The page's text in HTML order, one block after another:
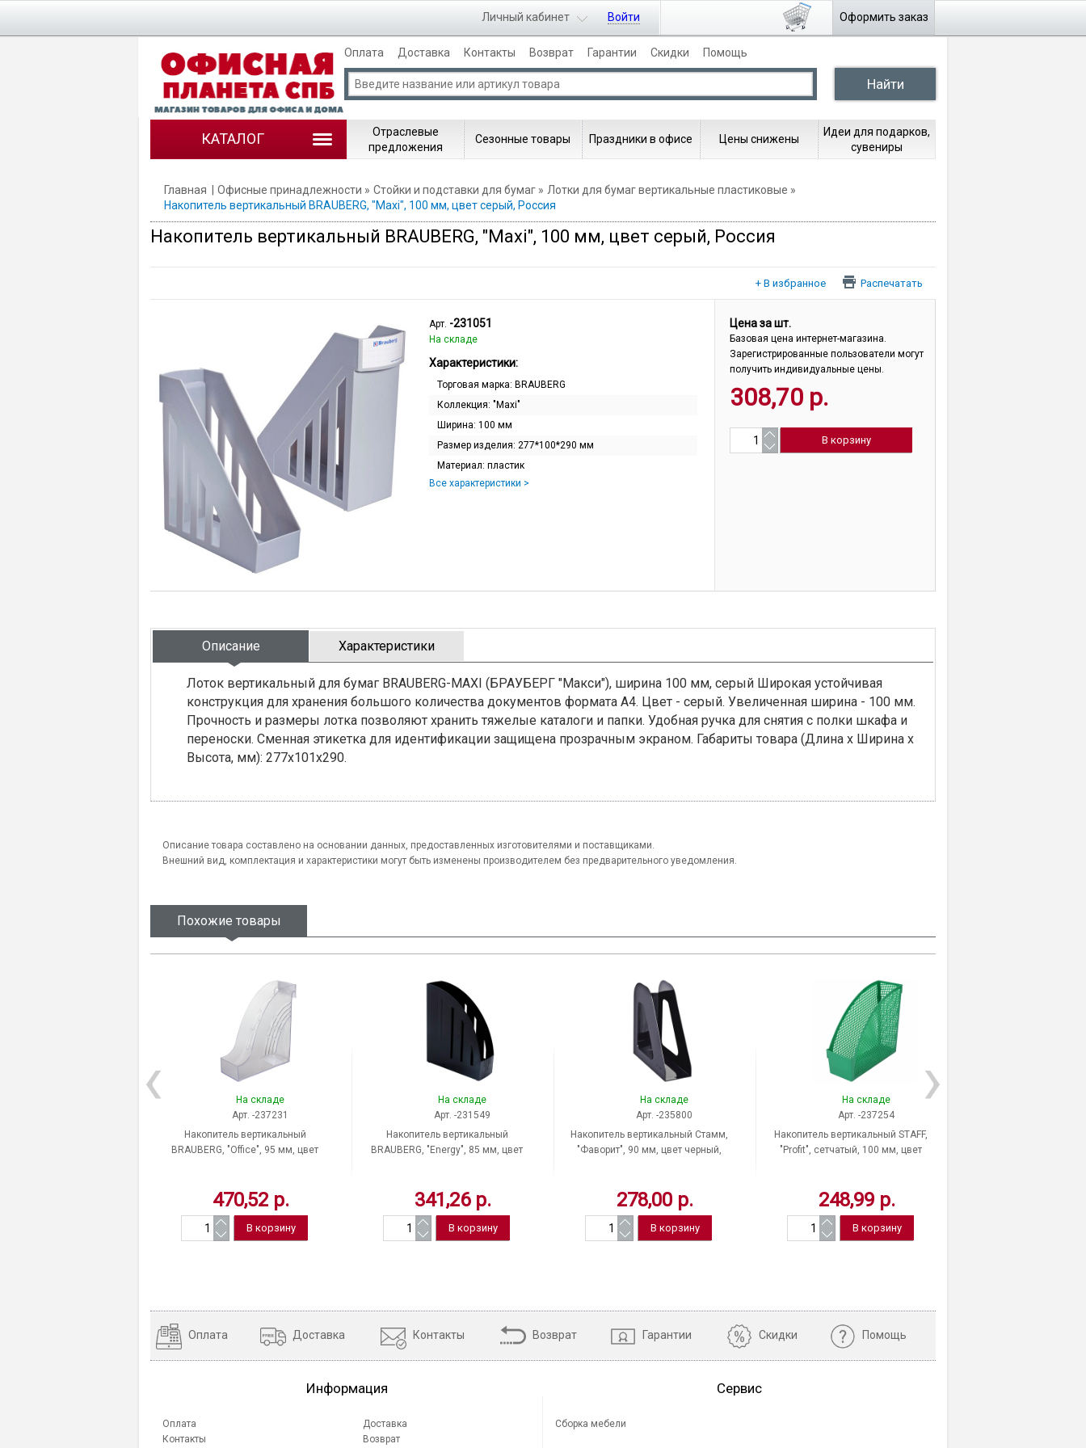
Оформить заказ
Войти
Личный кабинет
Оплата Доставка Контакты Возврат Гарантии Скидки Помощь
КАТАЛОГ
Отраслевые
предложения
Сезонные товары Праздники в офисе Цены снижены
Идеи для подарков,
сувениры
Главная Офисные принадлежности Стойки и подставки для бумаг
Лотки для бумаг вертикальные пластиковые
Накопитель вертикальный BRAUBERG, "Maxi", 100 мм, цвет серый, Россия
Накопитель вертикальный BRAUBERG, "Maxi", 100 мм, цвет серый, Россия
Распечатать
Арт. -231051
На складе
Характеристики:
Торговая марка: BRAUBERG
Коллекция: "Maxi"
Ширина: 100 мм
Размер изделия: 277*100*290 мм
Материал: пластик
Все характеристики >
Цена за шт.
Базовая цена интернет-магазина.
Зарегистрированные пользователи могут
получить индивидуальные цены.
308,70 р.
Описание Характеристики
Лоток вертикальный для бумаг BRAUBERG-MAXI (БРАУБЕРГ "Макси"), ширина 100 мм, серый Широкая устойчивая
конструкция для хранения большого количества документов формата А4. Цвет - серый. Увеличенная ширина - 100 мм.
Прочность и размеры лотка позволяют хранить тяжелые каталоги и папки. Удобная ручка для снятия с полки шкафа и
переноски. Сменная этикетка для идентификации защищена прозрачным экраном. Габариты товара (Длина x Ширина х
Высота, мм): 277х101х290.
Описание товара составлено на основании данных, предоставленных изготовителями и поставщиками.
Внешний вид, комплектация и характеристики могут быть изменены производителем без предварительного уведомления.
Похожие товары
На складе
Арт. -237231
Накопитель вертикальный
BRAUBERG, "Office", 95 мм, цвет
470,52 р.
На складе
Арт. -231549
Накопитель вертикальный
BRAUBERG, "Energy", 85 мм, цвет
341,26 р.
На складе
Арт. -235800
Накопитель вертикальный Стамм,
"Фаворит", 90 мм, цвет черный,
278,00 р.
На складе
Арт. -237254
Накопитель вертикальный STAFF,
"Profit", сетчатый, 100 мм, цвет
248,99 р.
Оплата Доставка Контакты Возврат Гарантии Скидки Помощь
Информация
Оплата
Контакты
Доставка
Возврат
Сервис
Сборка мебели